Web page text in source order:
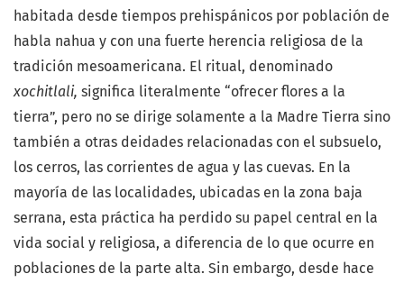
habitada desde tiempos prehispánicos por población de
habla nahua y con una fuerte herencia religiosa de la
tradición mesoamericana. El ritual, denominado
xochitlali, significa literalmente “ofrecer flores a la
tierra”, pero no se dirige solamente a la Madre Tierra sino
también a otras deidades relacionadas con el subsuelo,
los cerros, las corrientes de agua y las cuevas. En la
mayoría de las localidades, ubicadas en la zona baja
serrana, esta práctica ha perdido su papel central en la
vida social y religiosa, a diferencia de lo que ocurre en
poblaciones de la parte alta. Sin embargo, desde hace